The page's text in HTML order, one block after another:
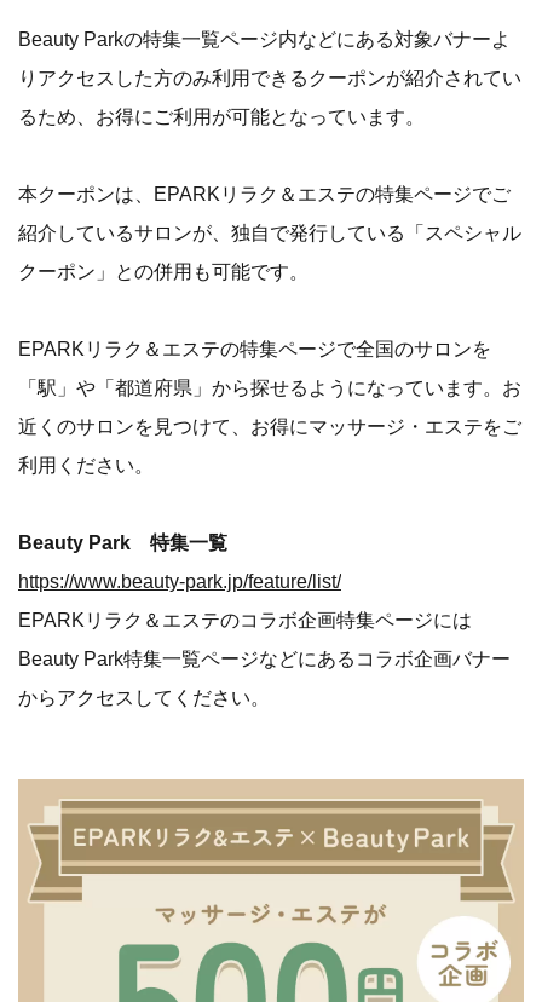
Beauty Parkの特集一覧ページ内などにある対象バナーよ
りアクセスした方のみ利用できるクーポンが紹介されてい
るため、お得にご利用が可能となっています。
本クーポンは、EPARKリラク＆エステの特集ページでご
紹介しているサロンが、独自で発行している「スペシャル
クーポン」との併用も可能です。
EPARKリラク＆エステの特集ページで全国のサロンを
「駅」や「都道府県」から探せるようになっています。お
近くのサロンを見つけて、お得にマッサージ・エステをご
利用ください。
Beauty Park 特集一覧
https://www.beauty-park.jp/feature/list/
EPARKリラク＆エステのコラボ企画特集ページには
Beauty Park特集一覧ページなどにあるコラボ企画バナー
からアクセスしてください。